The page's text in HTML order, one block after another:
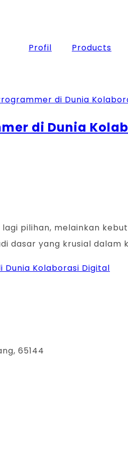
Profil Products
di Dunia
pilihan, melainkan
dasar yang krusial dalam
Dunia Kolaborasi Digital
65144